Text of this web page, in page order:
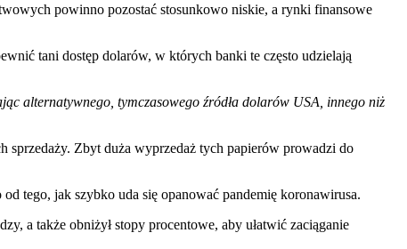
powinno pozostać stosunkowo niskie, a rynki finansowe
tani dostęp dolarów, w których banki te często udzielają
alternatywnego, tymczasowego źródła dolarów USA, innego niż
sprzedaży. Zbyt duża wyprzedaż tych papierów prowadzi do
tego, jak szybko uda się opanować pandemię koronawirusa.
a także obniżył stopy procentowe, aby ułatwić zaciąganie